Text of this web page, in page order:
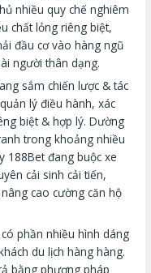
nhiều quy chế nghiêm
chất lỏng riêng biệt,
đầu cơ vào hàng ngũ
người thân dạng.
sắm chiến lược & tác
lý điều hành, xác
biệt & hợp lý. Dường
trong khoảng nhiều
188Bet đang buộc xe
cải sinh cải tiến,
cao cường căn hộ
phần nhiều hình dáng
du lịch hàng hàng.
bằng phương pháp